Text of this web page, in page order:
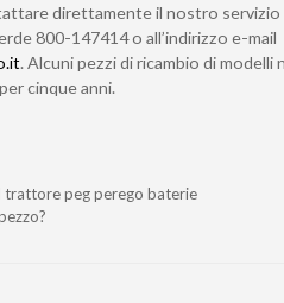
direttamente il nostro servizio
800-147414 o all’indirizzo e-mail
. Alcuni pezzi di ricambio di modelli
cinque anni.
trattore peg perego baterie